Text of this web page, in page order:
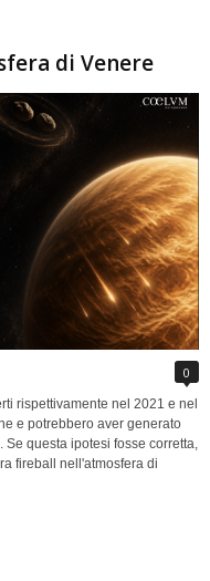
di Venere
0
rispettivamente nel 2021 e nel
e potrebbero aver generato
questa ipotesi fosse corretta,
fireball nell'atmosfera di